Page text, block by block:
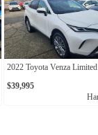
2022 Toyota Venza Limited
$39,995